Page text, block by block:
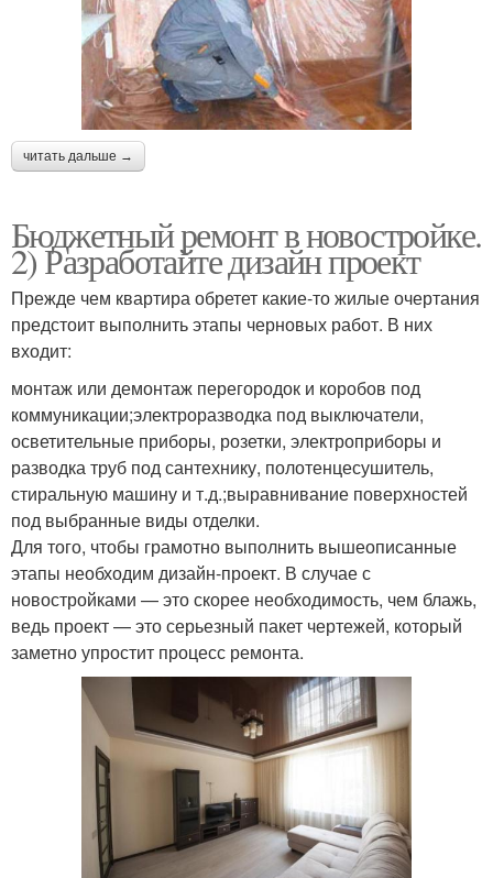
читать дальше →
Бюджетный ремонт в новостройке.
2) Разработайте дизайн проект
Прежде чем квартира обретет какие-то жилые очертания
предстоит выполнить этапы черновых работ. В них
входит:
монтаж или демонтаж перегородок и коробов под
коммуникации;электроразводка под выключатели,
осветительные приборы, розетки, электроприборы и
разводка труб под сантехнику, полотенцесушитель,
стиральную машину и т.д.;выравнивание поверхностей
под выбранные виды отделки.
Для того, чтобы грамотно выполнить вышеописанные
этапы необходим дизайн-проект. В случае с
новостройками — это скорее необходимость, чем блажь,
ведь проект — это серьезный пакет чертежей, который
заметно упростит процесс ремонта.